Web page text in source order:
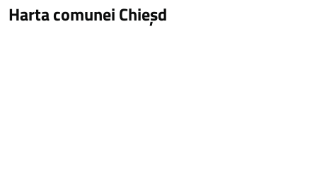
Harta comunei Chieșd